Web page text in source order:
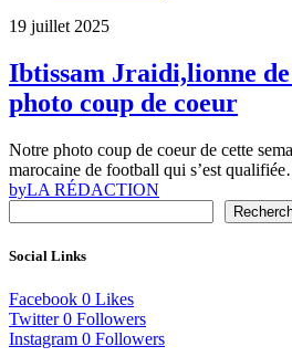
19 juillet 2025
Ibtissam Jraidi,lionne
photo coup de coeur
Notre photo coup de coeur de cette
marocaine de football qui s’est
byLA RÉDACTION
Social Links
Facebook 0 Likes
Twitter 0 Followers
Instagram 0 Followers